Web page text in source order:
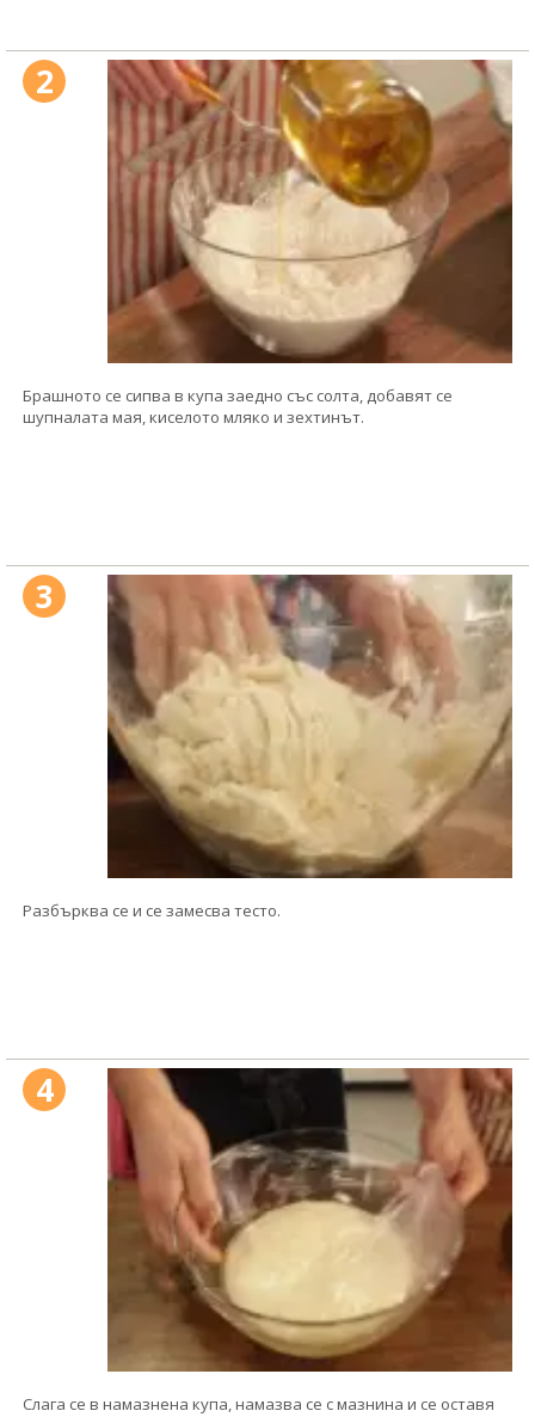
2
Брашното се сипва в купа заедно със солта, добавят се
шупналата мая, киселото мляко и зехтинът.
3
Разбърква се и се замесва тесто.
4
Слага се в намазнена купа, намазва се с мазнина и се оставя